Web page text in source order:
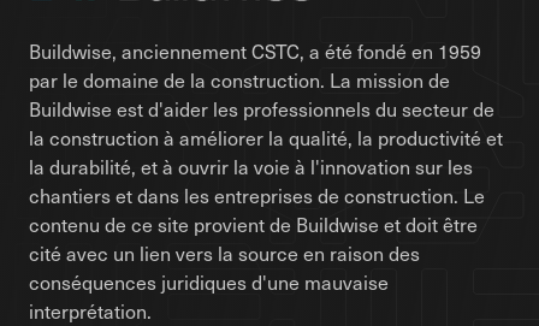
Buildwise, anciennement CSTC, a été fondé en 1959
par le domaine de la construction. La mission de
Buildwise est d'aider les professionnels du secteur de
la construction à améliorer la qualité, la productivité et
la durabilité, et à ouvrir la voie à l'innovation sur les
chantiers et dans les entreprises de construction. Le
contenu de ce site provient de Buildwise et doit être
cité avec un lien vers la source en raison des
conséquences juridiques d'une mauvaise
interprétation.